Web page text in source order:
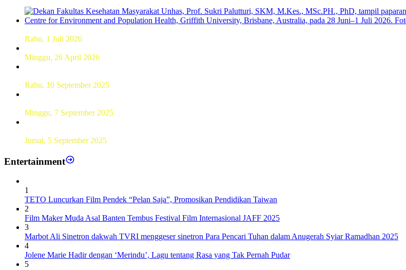
Rabu, 1 Juli 2026
Minggu, 26 April 2026
Rabu, 10 September 2025
Minggu, 7 September 2025
Jumat, 5 September 2025
Entertainment
1
TETO Luncurkan Film Pendek “Pelan Saja”, Promosikan Pendidikan Taiwan
2
Film Maker Muda Asal Banten Tembus Festival Film Internasional JAFF 2025
3
Marbot Ali Sinetron dakwah TVRI menggeser sinetron Para Pencari Tuhan dalam Anugerah Syiar Ramadhan 2025
4
Jolene Marie Hadir dengan ‘Merindu’, Lagu tentang Rasa yang Tak Pernah Pudar
5